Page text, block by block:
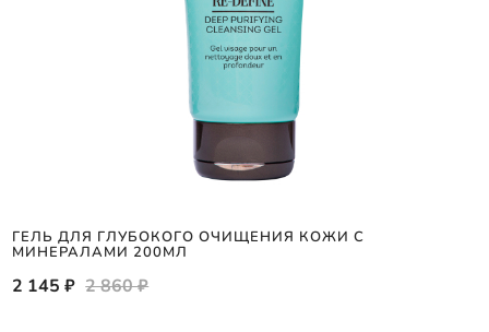
ГЕЛЬ ДЛЯ ГЛУБОКОГО ОЧИЩЕНИЯ КОЖИ С
МИНЕРАЛАМИ 200МЛ
2 145 ₽ 2 860 ₽